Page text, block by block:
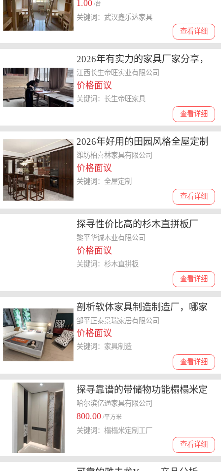
1.00 /台
查看详细
关键词：武汉鑫乐达家具
2026年有实力的家具厂家分享，
探讨长生帝旺家具靠谱吗
江西长生帝旺实业有限公司
价格面议
查看详细
关键词：长生帝旺家具
2026年好用的田园风格全屋定制
品牌，价格与质量全解读
潍坊柏喜林家具有限公司
价格面议
查看详细
关键词：全屋定制
探寻性价比高的杉木直拼板厂
家，双面杉木直拼板大量批发选
哪家
黎平华诚木业有限公司
价格面议
查看详细
关键词：杉木直拼板
剖析软体家具制造制造厂，哪家
售后好费用怎么收
邹平正泰景瑞家居有限公司
价格面议
查看详细
关键词：家具制造
探寻靠谱的带储物功能榻榻米定
制工厂，哪家好
哈尔滨亿通家具有限公司
800.00 /平方米
查看详细
关键词：榻榻米定制工厂